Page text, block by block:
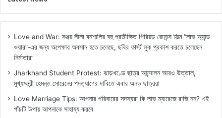
Love and War: সঞ্জয় লীলা বনশালির বহু প্রতীক্ষিত পিরিয়ড রোমান্স ফিল্ম “লাভ অ্যান্ড
ওয়ার”-এর জন্য অপেক্ষার অবসান হতে চলেছে, ছবির ফার্স্ট লুক প্রকাশ করতে চলেছেন
নির্মাতারা
Jharkhand Student Protest: ঝাড়খণ্ডে ছাত্র আন্দোলন আরও উত্তাল,
মুখ্যমন্ত্রী হেমন্ত সোরেনের পদত্যাগের দাবিতে এবার অনড় ছাত্ররা
Love Marriage Tips: আপনার পরিবারের সদস্যরা কি লাভ ম্যারেজে রাজি নন? এই
পাঁচটি উপায় আপনাকে সাহায্য করবে